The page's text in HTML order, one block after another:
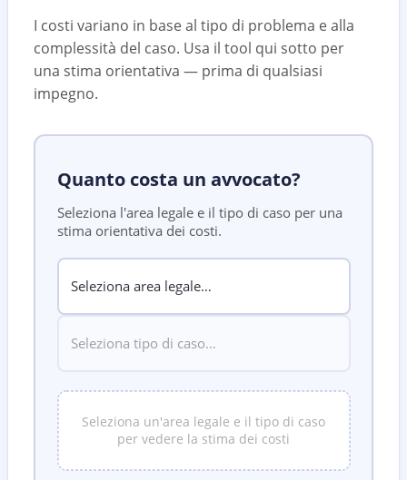
I costi variano in base al tipo di problema e alla
complessità del caso. Usa il tool qui sotto per
una stima orientativa — prima di qualsiasi
impegno.
Quanto costa un avvocato?
Seleziona l'area legale e il tipo di caso per una
stima orientativa dei costi.
Seleziona un'area legale e il tipo di caso
per vedere la stima dei costi